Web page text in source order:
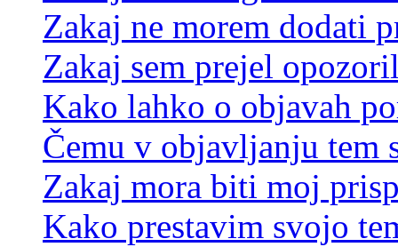
Zakaj ne morem dodati
Zakaj sem prejel
Kako lahko o objavah
Čemu v objavljanju tem
Zakaj mora biti moj
Kako prestavim svojo